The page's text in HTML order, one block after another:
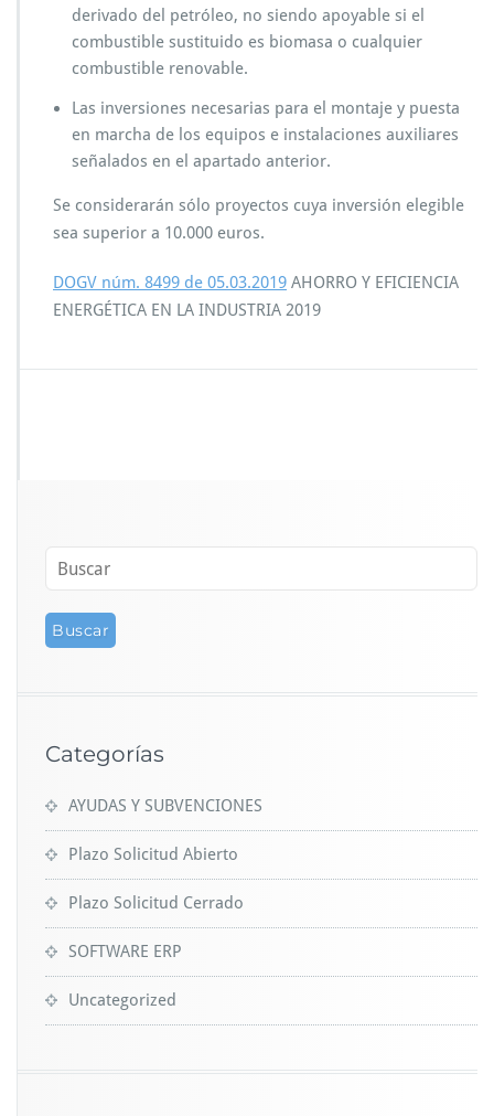
derivado del petróleo, no siendo apoyable si el
combustible sustituido es biomasa o cualquier
combustible renovable.
Las inversiones necesarias para el montaje y puesta
en marcha de los equipos e instalaciones auxiliares
señalados en el apartado anterior.
Se considerarán sólo proyectos cuya inversión elegible
sea superior a 10.000 euros.
DOGV núm. 8499 de 05.03.2019 AHORRO Y EFICIENCIA
ENERGÉTICA EN LA INDUSTRIA 2019
Categorías
AYUDAS Y SUBVENCIONES
Plazo Solicitud Abierto
Plazo Solicitud Cerrado
SOFTWARE ERP
Uncategorized